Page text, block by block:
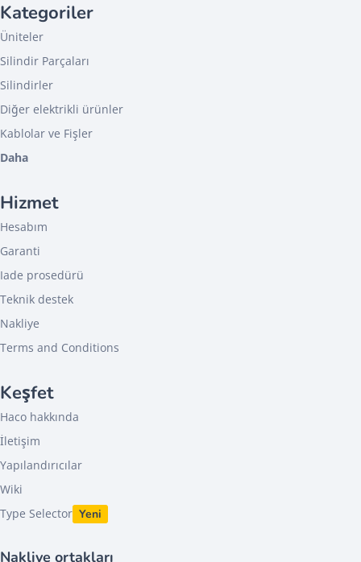
Kategoriler
Üniteler
Silindir Parçaları
Silindirler
Diğer elektrikli ürünler
Kablolar ve Fişler
Daha
Hizmet
Hesabım
Garanti
Iade prosedürü
Teknik destek
Nakliye
Terms and Conditions
Keşfet
Haco hakkında
İletişim
Yapılandırıcılar
Wiki
Type Selector Yeni
Nakliye ortakları